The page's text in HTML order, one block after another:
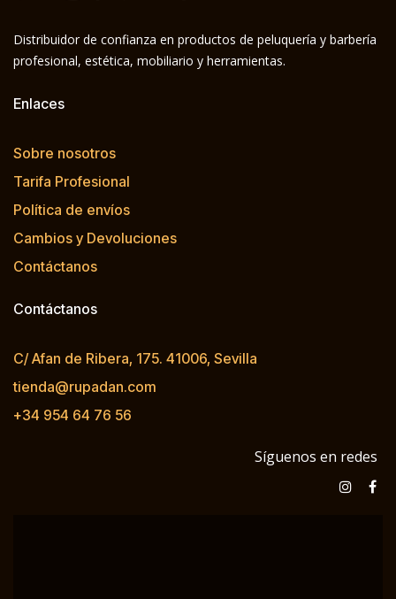
Distribuidor de confianza en productos de peluquería y barbería
profesional, estética, mobiliario y herramientas.
Enlaces
Sobre nosotros
Tarifa Profesional
Política de envíos
Cambios y Devoluciones
Contáctanos
Contáctanos
C/ Afan de Ribera, 175. 41006, Sevilla
tienda@rupadan.com
+34 954 64 76 56
Síguenos en redes